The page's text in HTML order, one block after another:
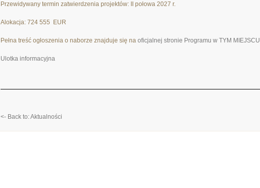
Przewidywany termin zatwierdzenia projektów: II połowa 2027 r.
Alokacja: 724 555 EUR
Pełna treść ogłoszenia o naborze znajduje się na oficjalnej stronie Programu w TYM MIEJSCU
Ulotka informacyjna
<- Back to: Aktualności